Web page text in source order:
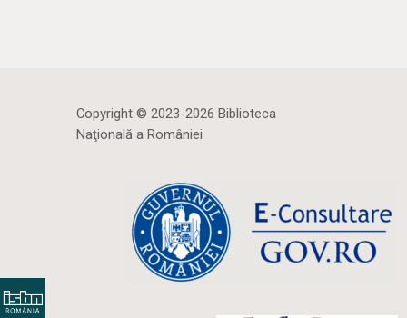
Copyright © 2023-2026 Biblioteca
Naţională a României